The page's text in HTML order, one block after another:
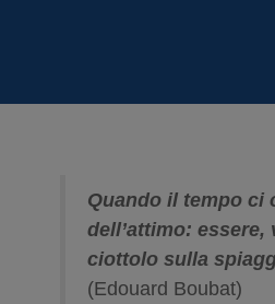
Quando il tempo ci
dell’attimo:
ciottolo sulla
(Edouard Boubat)